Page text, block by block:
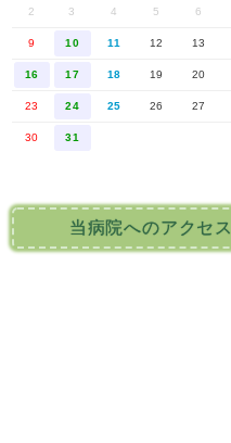
2 3 4 5 6
9 10 11 12 13
16 17 18 19 20
23 24 25 26 27
30 31
当病院へのアクセス